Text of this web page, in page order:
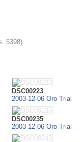
5398)
DSC00223
2003-12-06 Oro Trial
DSC00235
2003-12-06 Oro Trial